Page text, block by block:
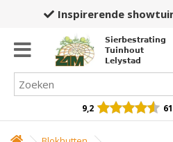
Inspirerende
Sierbestrating
Tuinhout
Lelystad
9,2